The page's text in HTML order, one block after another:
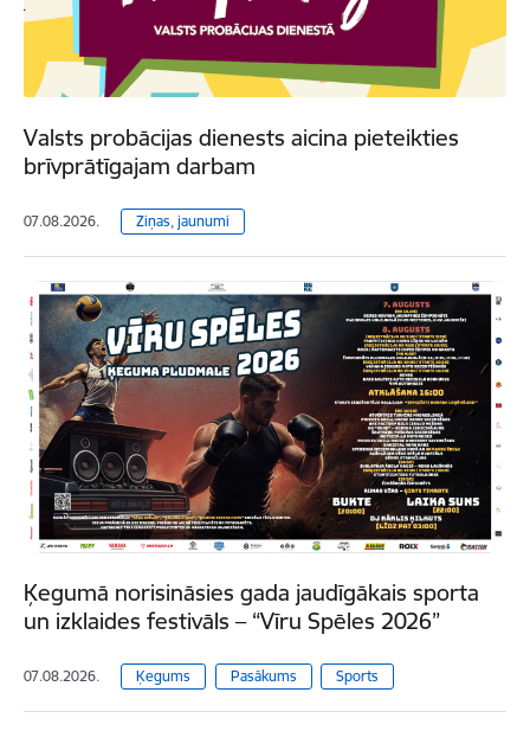
Valsts probācijas dienests aicina pieteikties
brīvprātīgajam darbam
07.08.2026. Ziņas, jaunumi
Ķegumā norisināsies gada jaudīgākais sporta
un izklaides festivāls – “Vīru Spēles 2026”
07.08.2026. Ķegums Pasākums Sports